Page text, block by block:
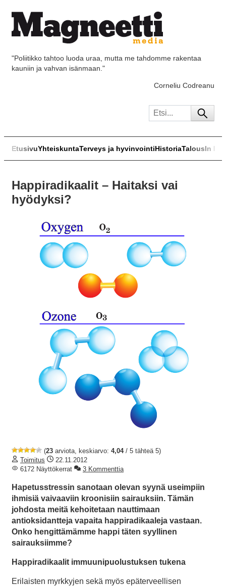
"Poliitikko tahtoo luoda uraa, mutta me tahdomme rakentaa
kauniin ja vahvan isänmaan."
Corneliu Codreanu
EtusivuYhteiskuntaTerveys ja hyvinvointiHistoriaTalousIn
Happiradikaalit – Haitaksi vai
hyödyksi?
(23 arviota, keskiarvo: 4,04/ 5 tähteä 5)
Toimitus
22.11.2012
6172 Näyttökerrat
3 Kommenttia
Hapetusstressin sanotaan olevan syynä useimpiin
ihmisiä vaivaaviin kroonisiin sairauksiin. Tämän
johdosta meitä kehoitetaan nauttimaan
antioksidantteja vapaita happiradikaaleja vastaan.
Onko hengittämämme happi täten syyllinen
sairauksiimme?
Happiradikaalit immuunipuolustuksen tukena
Erilaisten myrkkyjen sekä myös epäterveellisen